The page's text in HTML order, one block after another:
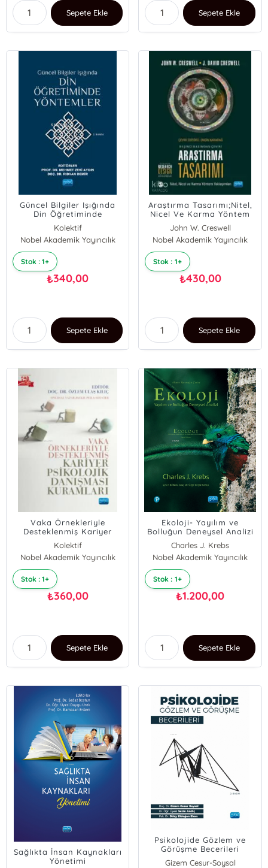
Sepete Ekle Sepete Ekle
Güncel Bilgiler Işığında
Din Öğretiminde
Yöntemler
Kolektif
Nobel Akademik Yayıncılık
Stok : 1+
₺340,00
Sepete Ekle
Araştırma Tasarımı;Nitel,
Nicel Ve Karma Yöntem
Yaklaşımları / Research
Design - Qualitative,
Quantitative, And Mixed
Methods Approaches
John W. Creswell
J. David Creswell
Nobel Akademik Yayıncılık
Stok : 1+
₺430,00
Sepete Ekle
Vaka Örnekleriyle
Desteklenmiş Kariyer
Psikolojik Danışması
Kuramları
Kolektif
Nobel Akademik Yayıncılık
Stok : 1+
₺360,00
Sepete Ekle
Ekoloji- Yayılım ve
Bolluğun Deneysel Analizi
Charles J. Krebs
Nobel Akademik Yayıncılık
Stok : 1+
₺1.200,00
Sepete Ekle
Sağlıkta İnsan Kaynakları
Yönetimi
Psikolojide Gözlem ve
Görüşme Becerileri
Gizem Cesur-Soysal